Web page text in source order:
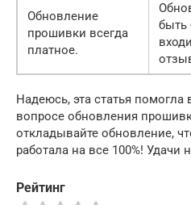
Обновление
прошивки всегда
платное.
быть
Надеюсь, эта статья помогла
вопросе обновления
откладывайте обновление,
работала на все 100%! Удачи
Рейтинг